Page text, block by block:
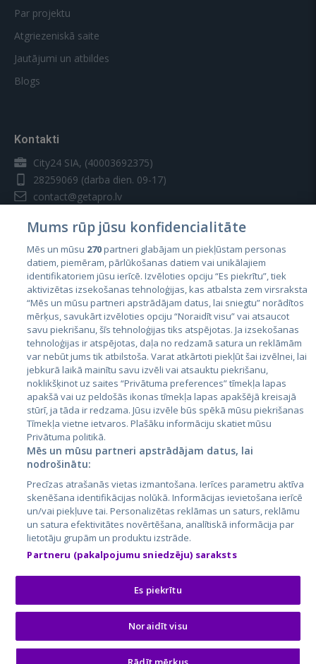
Par projektu
Atgriezeniskā saite
Jautājumi un atbildes
Blogs
Kontakti
City24 SIA, (40003692375)
28259069 (darba dien. 09-17)
contact@getapro.lv
Valstis
Igaunija
Latvija
Lietuva
City24.lv
City24.ee
GetaPro.lv
GetaPro.ee
Skelbiu.lt
Autoplius.lt
Aruodas.lt
CVbankas.lt
Kainos.lt
Paslaugos.lt
auto24.ee
Osta.ee
KuldneBörs.ee
© 2026 GetaPro. Visas tiesības aizsargātas.
Mums rūp jūsu konfidencialitāte
Mēs un mūsu 270partneri glabājam un piekļūstam personas
datiem, piemēram, pārlūkošanas datiem vai unikālajiem
identifikatoriem jūsu ierīcē. Izvēloties opciju “Es piekrītu”, tiek
aktivizētas izsekošanas tehnoloģijas, kas atbalsta zem virsraksta
“Mēs un mūsu partneri apstrādājam datus, lai sniegtu” norādītos
mērķus, savukārt izvēloties opciju “Noraidīt visu” vai atsaucot
savu piekrišanu, šīs tehnoloģijas tiks atspējotas. Ja izsekošanas
tehnoloģijas ir atspējotas, daļa no redzamā satura un reklāmām
var nebūt jums tik atbilstoša. Varat atkārtoti piekļūt šai izvēlnei, lai
jebkurā laikā mainītu savu izvēli vai atsauktu piekrišanu,
noklikšķinot uz saites “Privātuma preferences” tīmekļa lapas
apakšā vai uz peldošās ikonas tīmekļa lapas apakšējā kreisajā
stūrī, ja tāda ir redzama. Jūsu izvēle būs spēkā mūsu piekrišanas
Tīmekļa vietne ietvaros. Plašāku informāciju skatiet mūsu
Privātuma politikā.
Mēs un mūsu partneri apstrādājam datus, lai
nodrošinātu:
Precīzas atrašanās vietas izmantošana. Ierīces parametru aktīva
skenēšana identifikācijas nolūkā. Informācijas ievietošana ierīcē
un/vai piekļuve tai. Personalizētas reklāmas un saturs, reklāmu
un satura efektivitātes novērtēšana, analītiskā informācija par
lietotāju grupām un produktu izstrāde.
Partneru (pakalpojumu sniedzēju) saraksts
Es piekrītu
Noraidīt visu